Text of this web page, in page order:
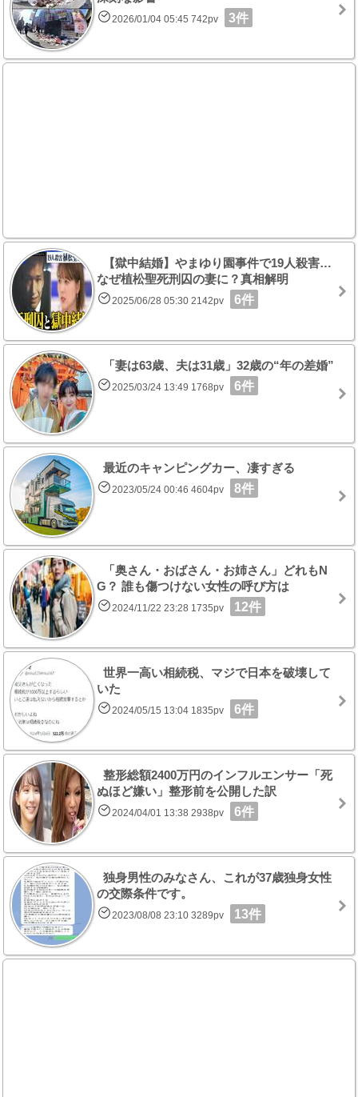
2026/01/04 05:45 742pv 3件
【獄中結婚】やまゆり園事件で19人殺害…
なぜ植松聖死刑囚の妻に？真相解明
2025/06/28 05:30 2142pv 6件
「妻は63歳、夫は31歳」32歳の“年の差婚”
2025/03/24 13:49 1768pv 6件
最近のキャンピングカー、凄すぎる
2023/05/24 00:46 4604pv 8件
「奥さん・おばさん・お姉さん」どれもN
G？ 誰も傷つけない女性の呼び方は
2024/11/22 23:28 1735pv 12件
世界一高い相続税、マジで日本を破壊して
いた
2024/05/15 13:04 1835pv 6件
整形総額2400万円のインフルエンサー「死
ぬほど嫌い」整形前を公開した訳
2024/04/01 13:38 2938pv 6件
独身男性のみなさん、これが37歳独身女性
の交際条件です。
2023/08/08 23:10 3289pv 13件